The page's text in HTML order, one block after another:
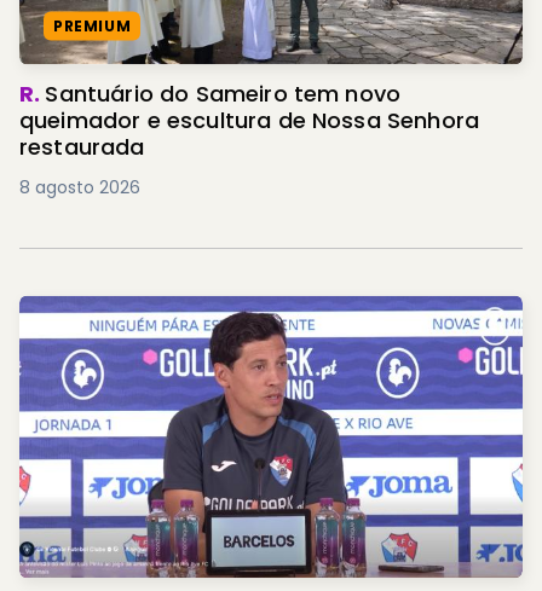
PREMIUM
R. Santuário do Sameiro tem novo
queimador e escultura de Nossa Senhora
restaurada
8 agosto 2026